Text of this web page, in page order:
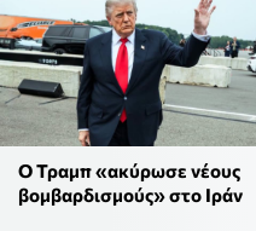
O Τραμπ «ακύρωσε νέους
βομβαρδισμούς» στο Ιράν